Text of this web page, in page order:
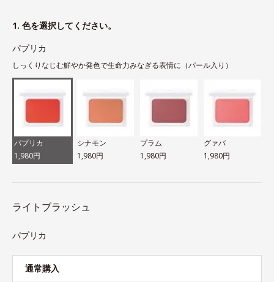
1. 色を選択してください。
パプリカ
しっくりなじむ鮮やか発色で生命力みなぎる表情に（パール入り）
パプリカ
1,980円
シナモン
1,980円
プラム
1,980円
グァバ
1,980円
ライトブラッシュ
パプリカ
通常購入